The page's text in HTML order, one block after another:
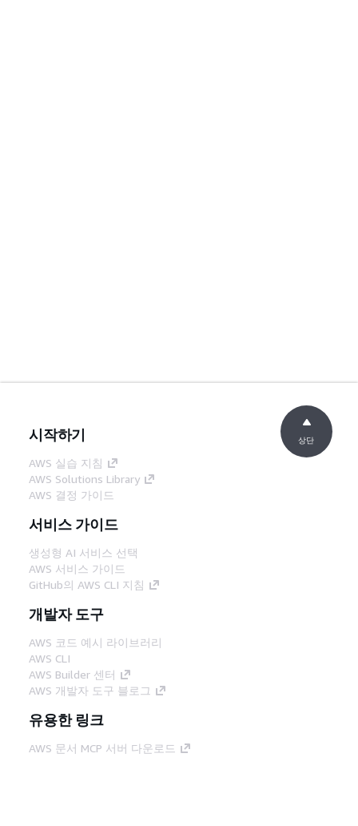
시작하기
AWS 실습 지침
AWS Solutions Library
AWS 결정 가이드
서비스 가이드
생성형 AI 서비스 선택
AWS 서비스 가이드
GitHub의 AWS CLI 지침
개발자 도구
AWS 코드 예시 라이브러리
AWS CLI
AWS Builder 센터
AWS 개발자 도구 블로그
유용한 링크
AWS 문서 MCP 서버 다운로드
상단